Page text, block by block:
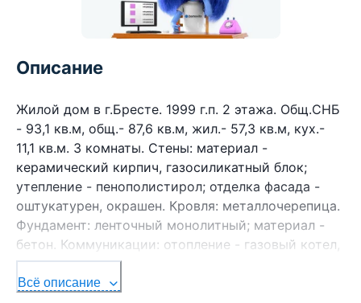
Описание
Жилой дом в г.Бресте. 1999 г.п. 2 этажа. Общ.СНБ
- 93,1 кв.м, общ.- 87,6 кв.м, жил.- 57,3 кв.м, кух.-
11,1 кв.м. 3 комнаты. Стены: материал -
керамический кирпич, газосиликатный блок;
утепление - пенополистирол; отделка фасада -
оштукатурен, окрашен. Кровля: металлочерепица.
Фундамент: ленточный монолитный; материал -
бетон. Коммуникации: отопление - газовый котел,
газ - централизованный, водоснабжение -
централизованное, электричество -
Всё описание